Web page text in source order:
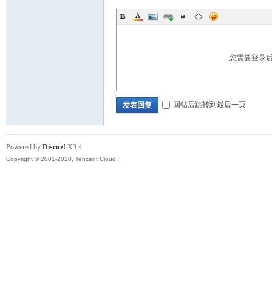
您需要登录
发表回复 回帖后跳转到最后一页
Powered by Discuz! X3.4
Copyright © 2001-2020, Tencent Cloud.